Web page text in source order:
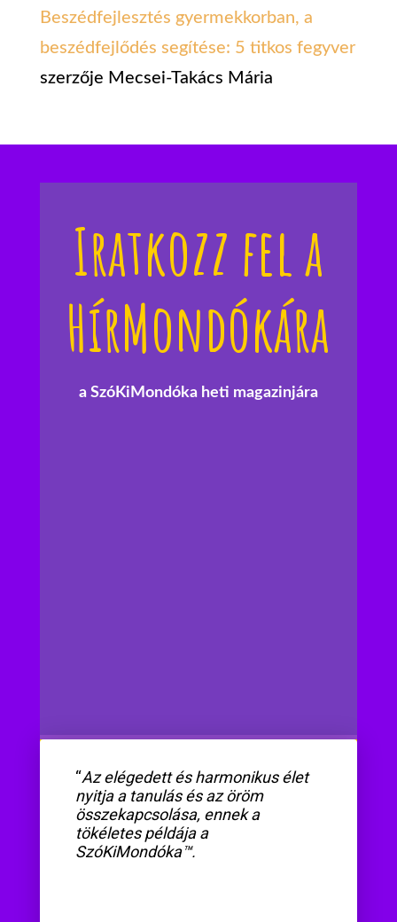
Beszédfejlesztés gyermekkorban, a
beszédfejlődés segítése: 5 titkos fegyver
szerzője Mecsei-Takács Mária
Iratkozz fel a
HírMondókára
a SzóKiMondóka heti magazinjára
“Az elégedett és harmonikus élet
nyitja a tanulás és az öröm
összekapcsolása, ennek a
tökéletes példája a
SzóKiMondóka™.